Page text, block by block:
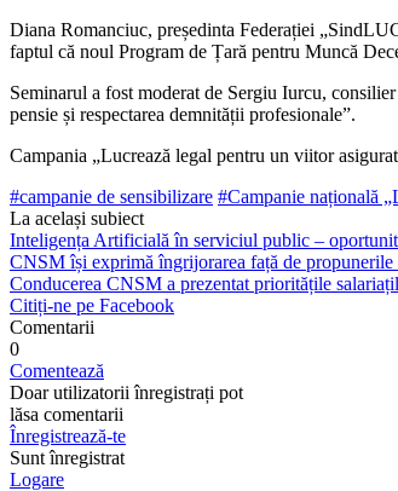
Diana Romanciuc, președinta Federației
faptul că noul Program de Țară pentru Muncă
Seminarul a fost moderat de Sergiu Iurcu,
pensie și respectarea demnității profesionale”.
Campania „Lucrează legal pentru un viitor
#campanie de sensibili­zare #Campanie națională
La același subiect
Inteligența Artificială în serviciul public –
CNSM își exprimă îngrijorarea față de
Conducerea CNSM a prezentat prioritățile
Citiți-ne pe Facebook
Comentarii
0
Comentează
Doar utilizatorii înregistrați pot
lăsa comentarii
Înregistrează-te
Sunt înregistrat
Logare